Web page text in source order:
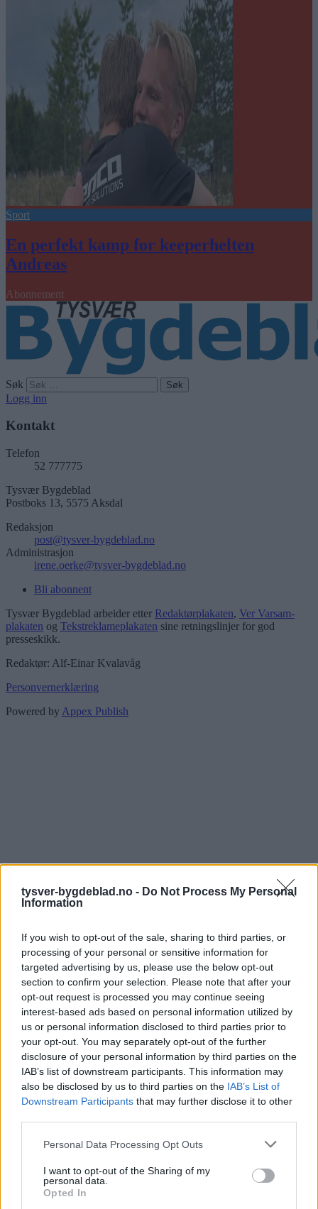
tysver-bygdeblad.no - Do Not Process My Personal
Information
If you wish to opt-out of the sale, sharing to third parties, or
processing of your personal or sensitive information for
targeted advertising by us, please use the below opt-out
section to confirm your selection. Please note that after your
opt-out request is processed you may continue seeing
interest-based ads based on personal information utilized by
us or personal information disclosed to third parties prior to
your opt-out. You may separately opt-out of the further
disclosure of your personal information by third parties on the
IAB’s list of downstream participants. This information may
also be disclosed by us to third parties on the IAB’s List of
Downstream Participants that may further disclose it to other
Personal Data Processing Opt Outs
I want to opt-out of the Sharing of my
personal data.
Opted In
Sport
En perfekt kamp for keeperhelten
Andreas
Abonnement
Søk
Logg inn
Kontakt
Telefon
52 777775
Tysvær Bygdeblad
Postboks 13, 5575 Aksdal
Redaksjon
post@tysver-bygdeblad.no
Administrasjon
irene.oerke@tysver-bygdeblad.no
Bli abonnent
Tysvær Bygdeblad arbeider etter Redaktørplakaten, Ver Varsam-
plakaten og Tekstreklameplakaten sine retningslinjer for god
presseskikk.
Redaktør: Alf-Einar Kvalavåg
Personvernerklæring
Powered by Appex Publish